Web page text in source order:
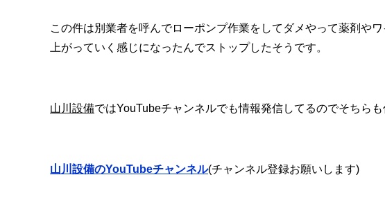
この件は別業者を呼んでローポンプ作業をしてダメやって薬剤や
上がっていく感じになったんでストップしたそうです。
山川設備ではYouTubeチャンネルでも情報発信してるのでそちらも
山川設備のYouTubeチャンネル(チャンネル登録お願いします)